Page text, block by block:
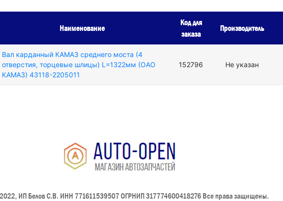
Наименование
Код для
заказа
Производитель
Вал карданный КАМАЗ среднего моста (4
отверстия, торцевые шлицы) L=1322мм (ОАО
КАМАЗ) 43118-2205011
152796 Не указан
ИП Белов С.В. ИНН 771611539507 ОГРНИП 317774600418276 Все права защищены.